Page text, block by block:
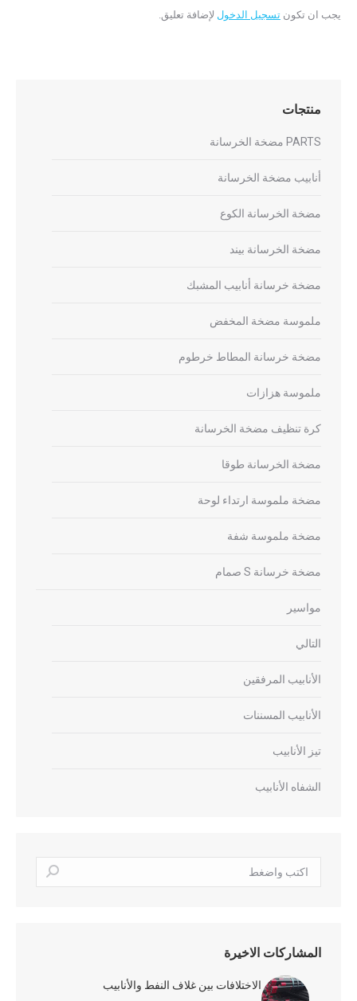
يجب ان تكون تسجيل الدخول لإضافة تعليق.
منتجات
PARTS مضخة الخرسانة
أنابيب مضخة الخرسانة
مضخة الخرسانة الكوع
مضخة الخرسانة بيند
مضخة خرسانة أنابيب المشبك
ملموسة مضخة المخفض
مضخة خرسانة المطاط خرطوم
ملموسة هزازات
كرة تنظيف مضخة الخرسانة
مضخة الخرسانة طوقا
مضخة ملموسة ارتداء لوحة
مضخة ملموسة شفة
مضخة خرسانة S صمام
مواسير
التالي
الأنابيب المرفقين
الأنابيب المسننات
تيز الأنابيب
الشفاه الأنابيب
بحث:
المشاركات الاخيرة
الاختلافات بين غلاف النفط والأنابيب